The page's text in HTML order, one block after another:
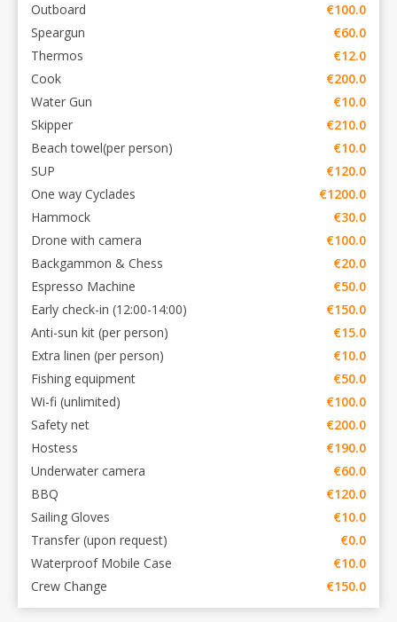
Outboard
€100.0
Speargun
€60.0
Thermos
€12.0
Cook
€200.0
Water Gun
€10.0
Skipper
€210.0
Beach towel(per person)
€10.0
SUP
€120.0
One way Cyclades
€1200.0
Hammock
€30.0
Drone with camera
€100.0
Backgammon & Chess
€20.0
Espresso Machine
€50.0
Early check-in (12:00-14:00)
€150.0
Anti-sun kit (per person)
€15.0
Extra linen (per person)
€10.0
Fishing equipment
€50.0
Wi-fi (unlimited)
€100.0
Safety net
€200.0
Hostess
€190.0
Underwater camera
€60.0
BBQ
€120.0
Sailing Gloves
€10.0
Transfer (upon request)
€0.0
Waterproof Mobile Case
€10.0
Crew Change
€150.0